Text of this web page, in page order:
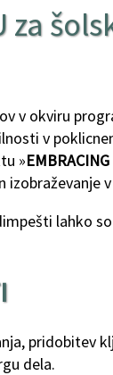
za
v okviru
v
»
izobraževanje
lahko
pridobitev
dela.